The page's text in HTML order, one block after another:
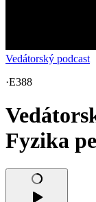
Vedátorský podcast
·E388
Fyzika